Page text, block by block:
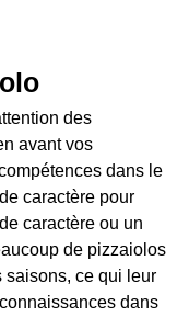
des
avant vos
dans le
caractère pour
caractère ou un
de pizzaiolos
saisons, ce qui leur
dans